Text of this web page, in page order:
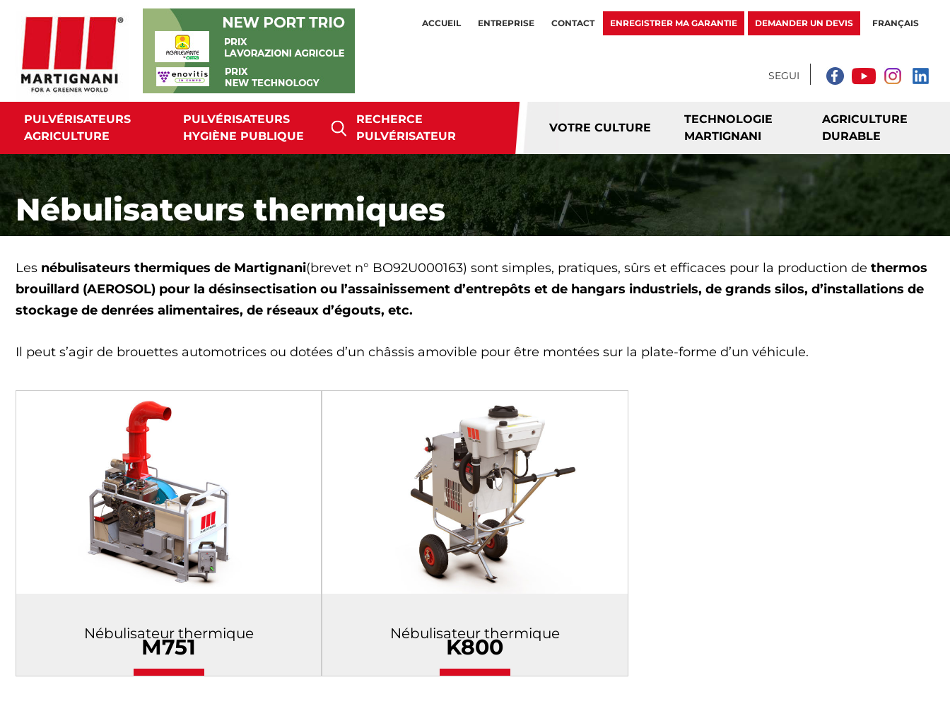
contenu
ACCUEIL ENTREPRISE CONTACT ENREGISTRER MA GARANTIE DEMANDER UN DEVIS FRANÇAIS
PULVÉRISATEURS
AGRICULTURE
PULVÉRISATEURS
HYGIÈNE PUBLIQUE
RECHERCE
PULVÉRISATEUR
VOTRE CULTURE
TECHNOLOGIE
MARTIGNANI
AGRICULTURE
DURABLE
Nébulisateurs thermiques
Les nébulisateurs thermiques de Martignani(brevet n° BO92U000163) sont simples, pratiques, sûrs et efficaces pour la production de thermos
brouillard (AEROSOL) pour la désinsectisation ou l’assainissement d’entrepôts et de hangars industriels, de grands silos, d’installations de
stockage de denrées alimentaires, de réseaux d’égouts, etc.
Il peut s’agir de brouettes automotrices ou dotées d’un châssis amovible pour être montées sur la plate-forme d’un véhicule.
Nébulisateur thermique
M751
Nébulisateur thermique
K800